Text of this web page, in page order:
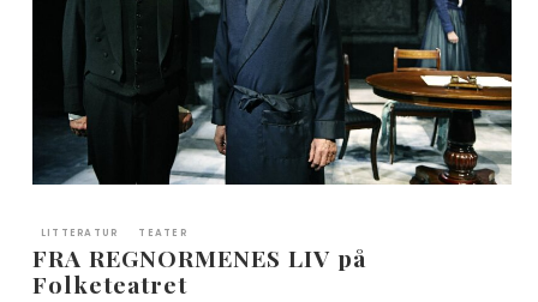
LITTERATUR TEATER
FRA REGNORMENES LIV på
Folketeatret